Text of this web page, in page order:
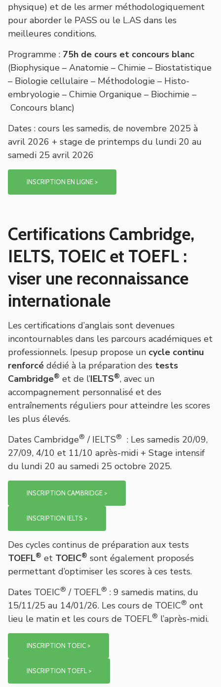
physique) et de les armer méthodologiquement
pour aborder le PASS ou le L.AS dans les
meilleures conditions.
Programme : 75h de cours et concours blanc
(Biophysique – Anatomie – Chimie – Biostatistique
– Biologie cellulaire – Méthodologie – Histo-
embryologie – Chimie Organique – Biochimie –
Concours blanc)
Dates : cours les samedis, de novembre 2025 à
avril 2026 + stage de printemps du lundi 20 au
samedi 25 avril 2026
INSCRIPTION EN LIGNE >
Certifications Cambridge,
IELTS, TOEIC et TOEFL :
viser une reconnaissance
internationale
Les certifications d’anglais sont devenues
incontournables dans les parcours académiques et
professionnels. Ipesup propose un cycle continu
renforcé dédié à la préparation des tests
Cambridge® et de l’IELTS®, avec un
accompagnement personnalisé et des
entraînements réguliers pour atteindre les scores
les plus élevés.
Dates Cambridge® / IELTS® : Les samedis 20/09,
27/09, 4/10 et 11/10 après-midi + Stage intensif
du lundi 20 au samedi 25 octobre 2025.
INSCRIPTION CAMBRIDGE >
INSCRIPTION IELTS >
Des cycles continus de préparation aux tests
TOEFL® et TOEIC® sont également proposés
permettant d’optimiser les scores à ces tests.
Dates TOEIC® / TOEFL® : 9 samedis matins, du
15/11/25 au 14/01/26. Les cours de TOEIC® ont
lieu le matin et les cours de TOEFL® l’après-midi.
INSCRIPTION TOEIC >
INSCRIPTION TOEFL >